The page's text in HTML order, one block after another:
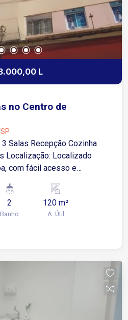
L
no Centro de
com fácil acesso e
ou escritórios que
distribuído em uma
região estratégica da cidade. Agende sua visita.
2
Banho
120 m²
A. Útil